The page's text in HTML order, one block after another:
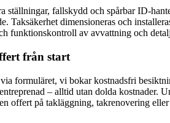
ställningar, fallskydd och spårbar ID-
Taksäkerhet dimensioneras och
funktionskontroll av avvattning och
från start
formuläret, vi bokar kostnadsfri
– alltid utan dolda kostnader.
offert på takläggning, takrenovering